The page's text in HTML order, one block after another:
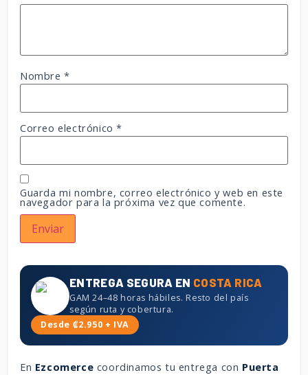
Nombre*
Correo electrónico*
Guarda mi nombre, correo electrónico y web en este
navegador para la próxima vez que comente.
ENTREGA SEGURA EN COSTA RICA
GAM 24–48 horas hábiles. Resto del país
según ruta y cobertura.
Desde ₡2.950 + IVA
En Ezcomerce coordinamos tu entrega con Puerta